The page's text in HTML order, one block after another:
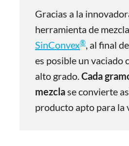
Gracias a la
herramienta de
SinConvex®, al final
es posible un vaciado
alto grado.Cada
mezclase convierte
producto apto para la